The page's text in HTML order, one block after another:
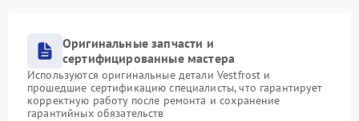
Оригинальные запчасти и
сертифицированные мастера
Используются оригинальные детали Vestfrost и
прошедшие сертификацию специалисты, что гарантирует
корректную работу после ремонта и сохранение
гарантийных обязательств